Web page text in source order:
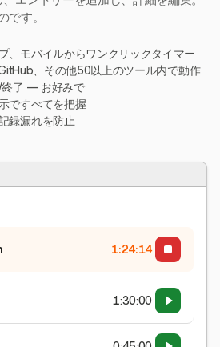
です。
、モバイルからワンクリックタイマー
、その他50以上のツール内で動作
終了 — お好みで
ですべてを把握
録漏れを防止
1:24:15
1:30:00